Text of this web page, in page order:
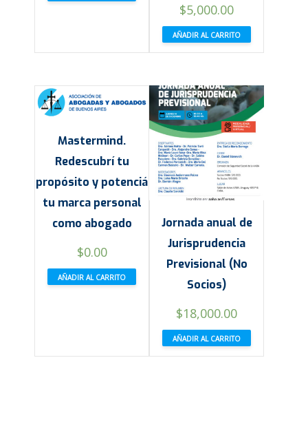
$5,000.00
AÑADIR AL CARRITO
Mastermind.
Redescubrí tu
propósito y potenciá
tu marca personal
como abogado
$0.00
AÑADIR AL CARRITO
Jornada anual de
Jurisprudencia
Previsional (No
Socios)
$18,000.00
AÑADIR AL CARRITO